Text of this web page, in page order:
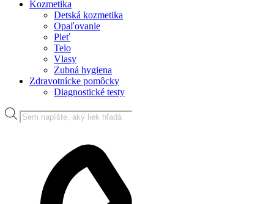
Kozmetika
Detská kozmetika
Opaľovanie
Pleť
Telo
Vlasy
Zubná hygiena
Zdravotnícke pomôcky
Diagnostické testy
Products
search